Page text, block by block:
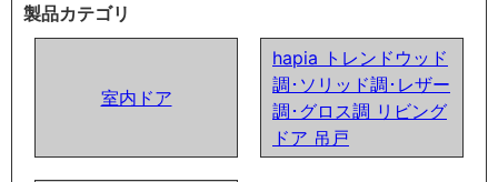
製品カテゴリ
室内ドア
hapia トレンドウッド
調･ソリッド調･レザー
調･グロス調 リビング
ドア 吊戸